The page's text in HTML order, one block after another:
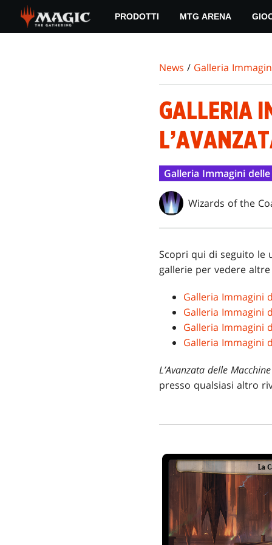
main
PRODOTTI MTG ARENA
News / Galleria
GALLERIA
Galleria Immagini
Wizards of the
Scopri qui di seguito le
gallerie per vedere
Galleria Immagini
Galleria Immagini
Galleria Immagini
Galleria Immagini
L’Avanzata delle Macchine
presso qualsiasi altro